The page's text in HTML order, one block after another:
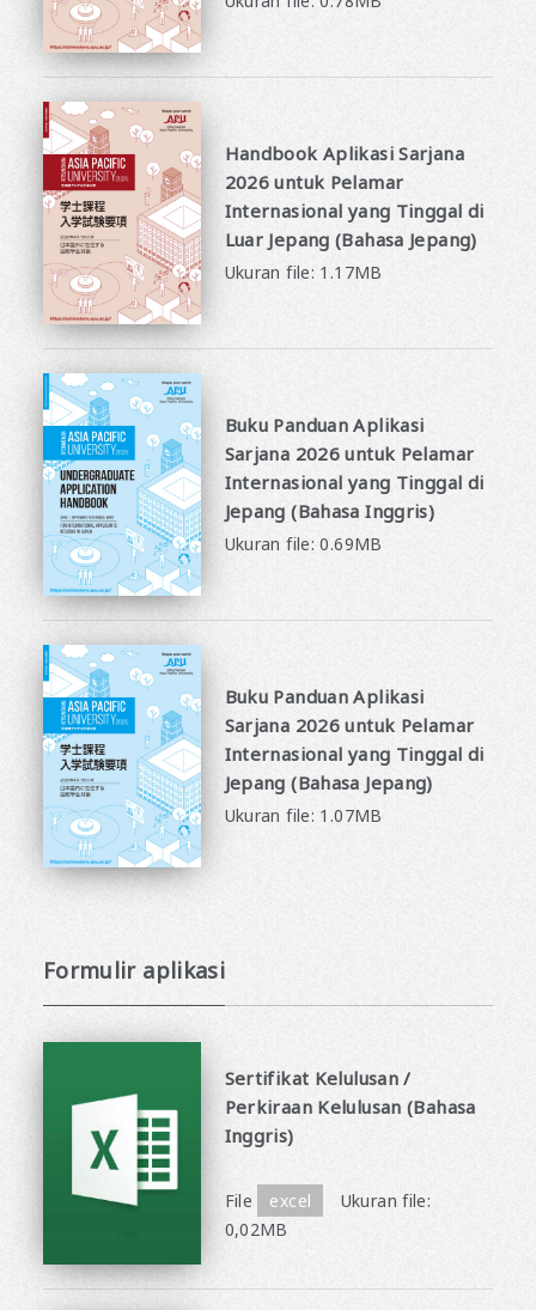
Handbook Aplikasi Sarjana
2026 untuk Pelamar
Internasional yang Tinggal di
Luar Jepang (Bahasa Jepang)
Ukuran file: 1.17MB
Buku Panduan Aplikasi
Sarjana 2026 untuk Pelamar
Internasional yang Tinggal di
Jepang (Bahasa Inggris)
Ukuran file: 0.69MB
Buku Panduan Aplikasi
Sarjana 2026 untuk Pelamar
Internasional yang Tinggal di
Jepang (Bahasa Jepang)
Ukuran file: 1.07MB
Formulir aplikasi
Sertifikat Kelulusan /
Perkiraan Kelulusan (Bahasa
Inggris)
File excel
Ukuran file:
0,02MB